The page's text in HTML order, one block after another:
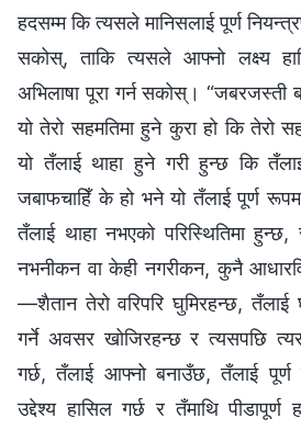
हदसम्‍म कि त्यसले मानिसलाई पूर्ण
सकोस्, ताकि त्यसले आफ्नो लक्ष्य
अभिलाषा पूरा गर्न सकोस्। “जबरजस्ती
यो तेरो सहमतिमा हुने कुरा हो कि तेरो
यो तँलाई थाहा हुने गरी हुन्छ कि
जबाफचाहिँ के हो भने यो तँलाई पूर्ण
तँलाई थाहा नभएको परिस्थितिमा
नभनीकन वा केही नगरीकन, कुनै
—शैतान तेरो वरिपरि घुमिरहन्छ,
गर्ने अवसर खोजिरहन्छ र त्यसपछि
गर्छ, तँलाई आफ्नो बनाउँछ, तँलाई
उद्देश्य हासिल गर्छ र तँमाथि पीडापूर्ण